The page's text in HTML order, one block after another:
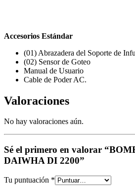
Accesorios Estándar
(01) Abrazadera del Soporte de
(02) Sensor de Goteo
Manual de Usuario
Cable de Poder AC.
Valoraciones
No hay valoraciones aún.
Sé el primero en valorar
DAIWHA DI 2200”
Tu puntuación *